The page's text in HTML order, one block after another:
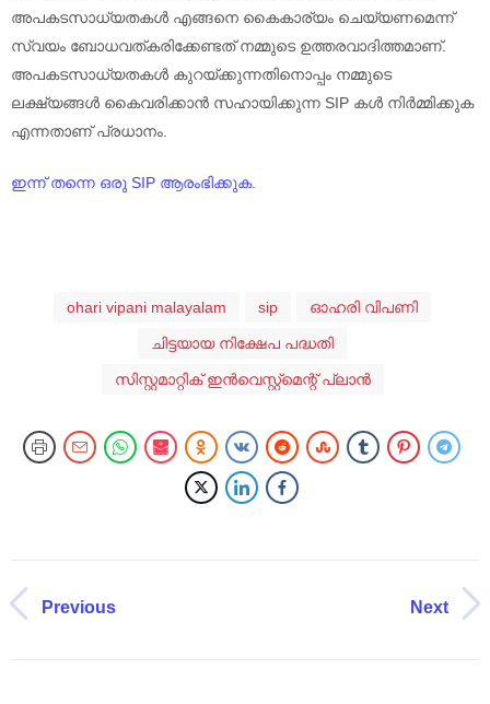
അപകടസാധ്യതകൾ എങ്ങനെ കൈകാര്യം ചെയ്യണമെന്ന്
സ്വയം ബോധവത്കരിക്കേണ്ടത് നമ്മുടെ ഉത്തരവാദിത്തമാണ്.
അപകടസാധ്യതകൾ കുറയ്ക്കുന്നതിനൊപ്പം നമ്മുടെ
ലക്ഷ്യങ്ങൾ കൈവരിക്കാൻ സഹായിക്കുന്ന SIP കൾ നിർമ്മിക്കുക
എന്നതാണ് പ്രധാനം.
ഇന്ന് തന്നെ ഒരു SIP ആരംഭിക്കുക.
ohari vipani malayalam sip ഓഹരി വിപണി
ചിട്ടയായ നിക്ഷേപ പദ്ധതി
സിസ്റ്റമാറ്റിക് ഇൻവെസ്റ്റ്‌മെന്റ് പ്ലാൻ
Previous Next